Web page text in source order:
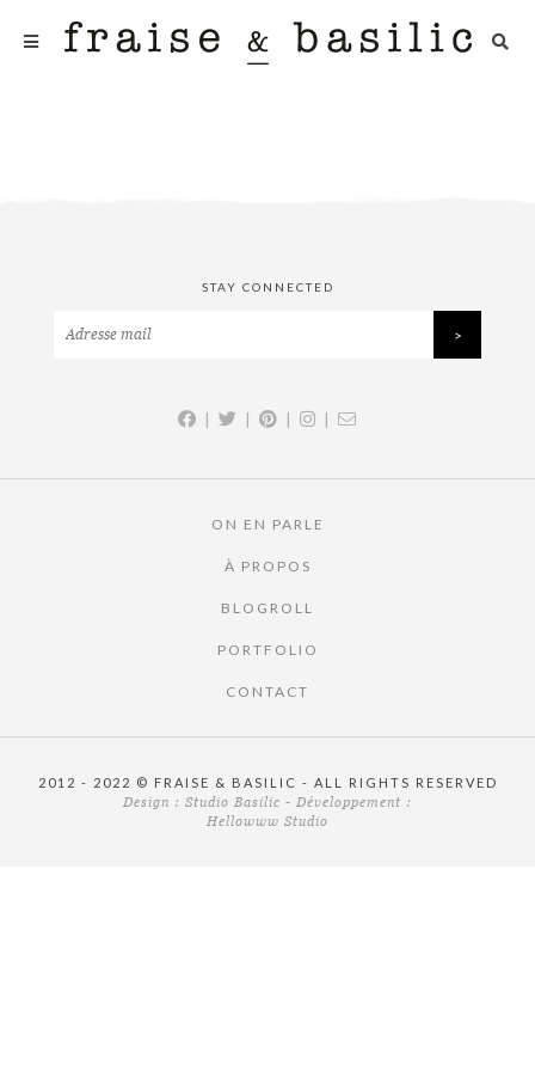
STAY CONNECTED
| | | |
ON EN PARLE
À PROPOS
BLOGROLL
PORTFOLIO
CONTACT
2012 - 2022 © FRAISE & BASILIC - ALL RIGHTS RESERVED
Design : Studio Basilic - Développement :
Hellowww Studio